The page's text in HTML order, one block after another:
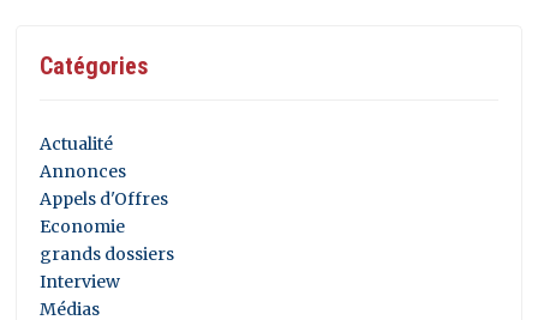
Catégories
Actualité
Annonces
Appels d'Offres
Economie
grands dossiers
Interview
Médias